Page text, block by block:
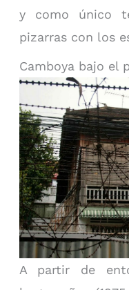
y como único
pizarras con los
Camboya bajo el
A partir de